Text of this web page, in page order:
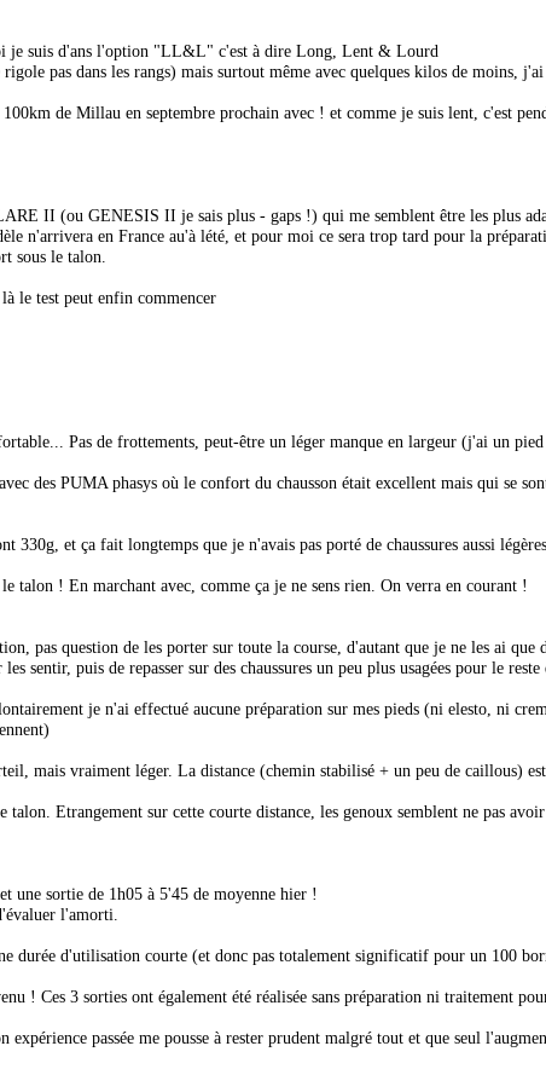
je suis d'ans l'option "LL&L" c'est à dire Long, Lent & Lourd
pas dans les rangs) mais surtout même avec quelques kilos de moins,
de Millau en septembre prochain avec ! et comme je suis lent, c'est
II (ou GENESIS II je sais plus - gaps !) qui me semblent être les plus
n'arrivera en France au'à lété, et pour moi ce sera trop tard pour la
sous le talon.
le test peut enfin commencer
Pas de frottements, peut-être un léger manque en largeur (j'ai un
des PUMA phasys où le confort du chausson était excellent mais qui se
330g, et ça fait longtemps que je n'avais pas porté de chaussures aussi légères.
talon ! En marchant avec, comme ça je ne sens rien. On verra en courant !
pas question de les porter sur toute la course, d'autant que je ne les ai que
sentir, puis de repasser sur des chaussures un peu plus usagées pour le reste
je n'ai effectué aucune préparation sur mes pieds (ni elesto, ni
mais vraiment léger. La distance (chemin stabilisé + un peu de caillous)
Etrangement sur cette courte distance, les genoux semblent ne pas
une sortie de 1h05 à 5'45 de moyenne hier !
l'amorti.
durée d'utilisation courte (et donc pas totalement significatif pour un 100
! Ces 3 sorties ont également été réalisée sans préparation ni traitement
passée me pousse à rester prudent malgré tout et que seul